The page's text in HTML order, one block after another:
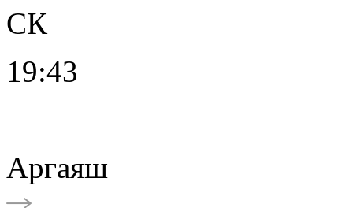
СК
19:43
Аргаяш